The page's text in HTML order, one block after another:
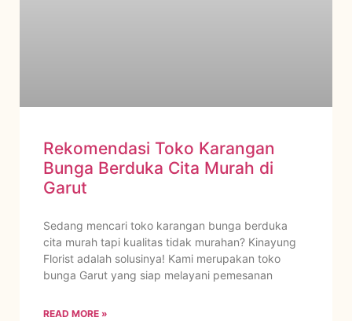
Rekomendasi Toko Karangan
Bunga Berduka Cita Murah di
Garut
Sedang mencari toko karangan bunga berduka
cita murah tapi kualitas tidak murahan? Kinayung
Florist adalah solusinya! Kami merupakan toko
bunga Garut yang siap melayani pemesanan
READ MORE »